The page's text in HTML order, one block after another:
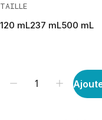
TAILLE
120 mL237 mL500 mL